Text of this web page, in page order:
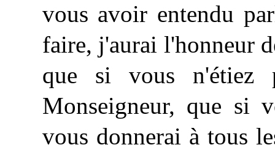
vous avoir entendu
faire, j'aurai l'honneur
que si vous n'étiez
Monseigneur, que si
vous donnerai à tous